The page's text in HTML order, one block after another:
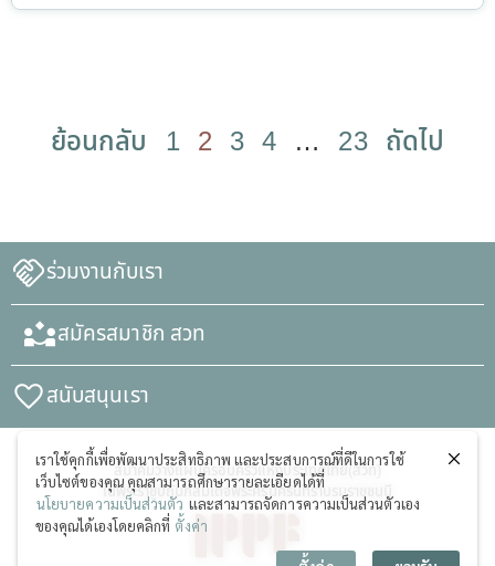
ย้อนกลับ 1 2 3 4 … 23 ถัดไป
ร่วมงานกับเรา
สมัครสมาชิก สวท
สนับสนุนเรา
สมาคมวางแผนครอบครัวแห่งประเทศไทย(สวท)
ในพระราชูปถัมภ์สมเด็จพระศรีนครินทราบรมราชชนนี
เราใช้คุกกี้เพื่อพัฒนาประสิทธิภาพ และประสบการณ์ที่ดีในการใช้
เว็บไซต์ของคุณ คุณสามารถศึกษารายละเอียดได้ที่
นโยบายความเป็นส่วนตัว และสามารถจัดการความเป็นส่วนตัวเอง
ของคุณได้เองโดยคลิกที่ ตั้งค่า